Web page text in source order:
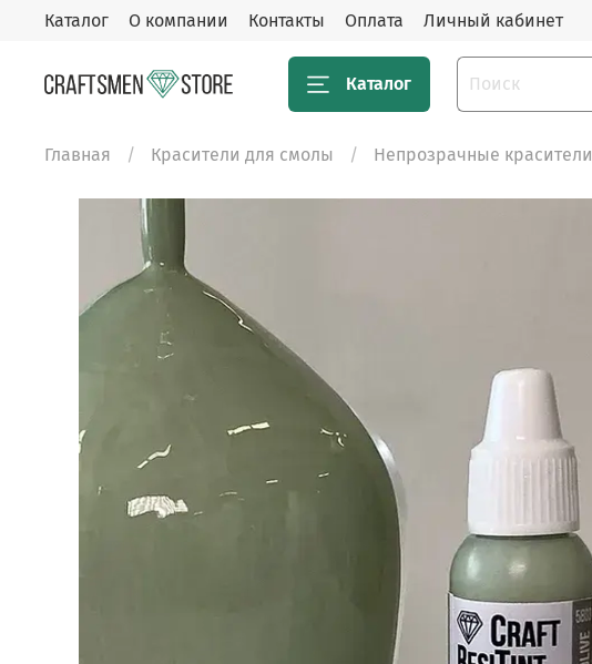
Каталог О компании Контакты Оплата Личный кабинет
Каталог
Главная Красители для смолы Непрозрачные красители